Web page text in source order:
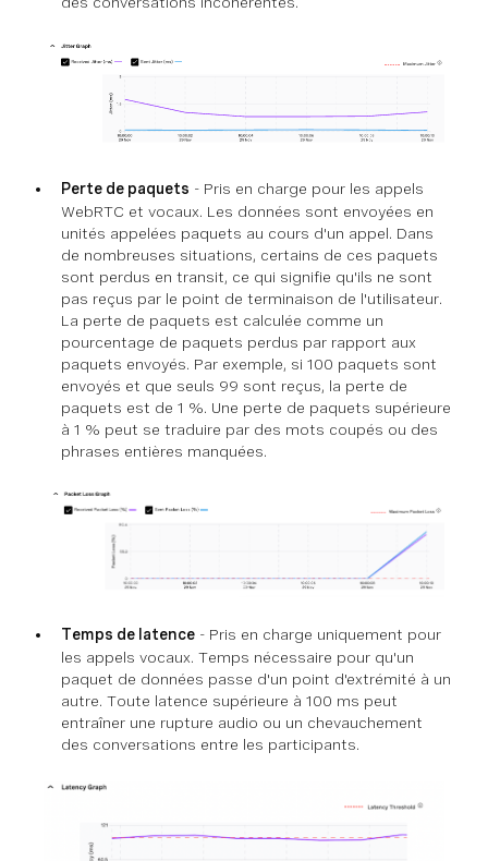
Perte de paquets - Pris en charge pour les appels
WebRTC et vocaux. Les données sont envoyées en
unités appelées paquets au cours d'un appel. Dans
de nombreuses situations, certains de ces paquets
sont perdus en transit, ce qui signifie qu'ils ne sont
pas reçus par le point de terminaison de l'utilisateur.
La perte de paquets est calculée comme un
pourcentage de paquets perdus par rapport aux
paquets envoyés. Par exemple, si 100 paquets sont
envoyés et que seuls 99 sont reçus, la perte de
paquets est de 1 %. Une perte de paquets supérieure
à 1 % peut se traduire par des mots coupés ou des
phrases entières manquées.
Temps de latence - Pris en charge uniquement pour
les appels vocaux. Temps nécessaire pour qu'un
paquet de données passe d'un point d'extrémité à un
autre. Toute latence supérieure à 100 ms peut
entraîner une rupture audio ou un chevauchement
des conversations entre les participants.